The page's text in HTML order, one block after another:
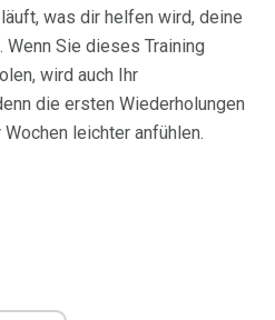
was dir helfen wird, deine
Sie dieses Training
wird auch Ihr
die ersten Wiederholungen
leichter anfühlen.